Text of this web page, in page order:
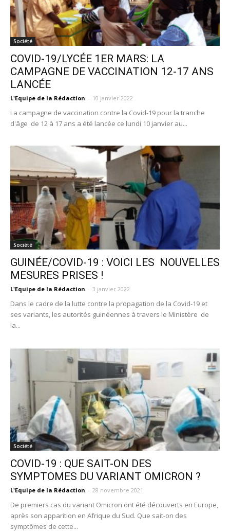
Société
COVID-19/LYCÉE 1ER MARS: LA
CAMPAGNE DE VACCINATION 12-17 ANS
LANCÉE
L'Equipe de la Rédaction - 10 janvier 2022
La campagne de vaccination contre la Covid-19 pour la tranche
d'âge de 12 à 17 ans a été lancée ce lundi 10 janvier au...
Société
GUINÉE/COVID-19 : VOICI LES NOUVELLES
MESURES PRISES !
L'Equipe de la Rédaction - 3 janvier 2022
Dans le cadre de la lutte contre la propagation de la Covid-19 et
ses variants, les autorités guinéennes à travers le Ministère de
la...
Société
COVID-19 : QUE SAIT-ON DES
SYMPTOMES DU VARIANT OMICRON ?
L'Equipe de la Rédaction - 28 novembre 2021
De premiers cas du variant Omicron ont été découverts en Europe,
après son apparition en Afrique du Sud. Que sait-on des
symptômes de cette...